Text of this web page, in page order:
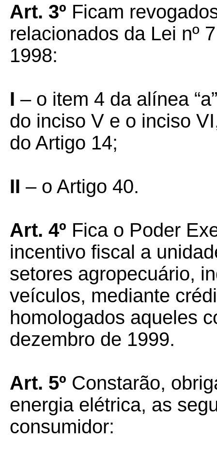
Art. 3º Ficam
relacionados da Lei nº
1998:
I – o item 4 da alínea
do inciso V e o inciso
do Artigo 14;
II – o Artigo 40.
Art. 4º Fica o Poder
incentivo fiscal a
setores agropecuário,
veículos, mediante
homologados aqueles
dezembro de 1999.
Art. 5º Constarão,
energia elétrica, as
consumidor: